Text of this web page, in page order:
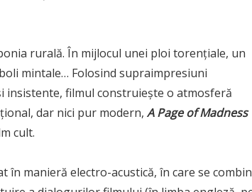
rurală. În mijlocul unei ploi torenţiale, un
mintale… Folosind supraimpresiuni
insistente, filmul construiește o atmosferă
dar nici pur modern, A Page of Madness
cult.
în manieră electro-acustică, în care se